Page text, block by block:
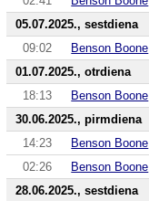
05.07.2025., sestdiena
09:02
Benson Boone
01.07.2025., otrdiena
18:13
Benson Boone
30.06.2025., pirmdiena
14:23
Benson Boone
02:26
Benson Boone
28.06.2025., sestdiena